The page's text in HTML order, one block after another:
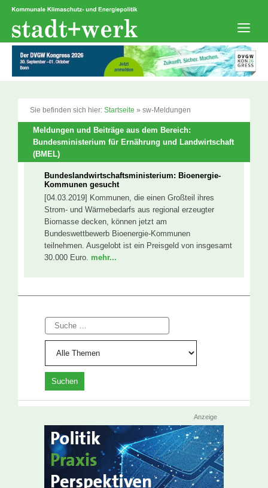
Zum
springen
Sie befinden sich hier: Startseite » sw-Meldungen
Meldungen und Beiträge aus dem Bereich:
Bundesministerium für Ernährung und Landwirtschaft
(BMEL)
Bundeslandwirtschaftsministerium: Bioenergie-
Kommunen gesucht
[04.03.2019] Kommunen, die einen Großteil ihres
Strom- und Wärmebedarfs aus regional erzeugter
Biomasse decken, können jetzt am
Bundeswettbewerb Bioenergie-Kommunen
teilnehmen. Ausgelobt ist ein Preisgeld von insgesamt
30.000 Euro. mehr...
Suche
Anzeige